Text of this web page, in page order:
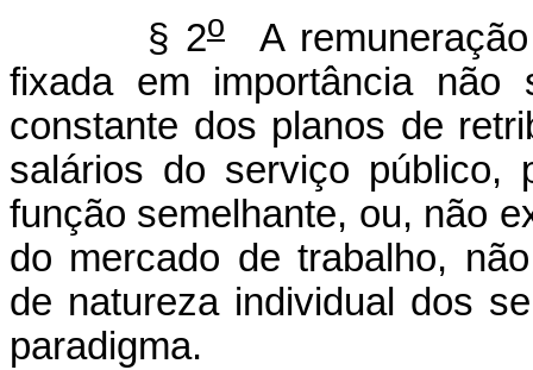
§ 2oA remuneração
fixada em importância não
constante dos planos de
salários do serviço público,
função semelhante, ou, não
do mercado de trabalho,
de natureza individual dos
paradigma.